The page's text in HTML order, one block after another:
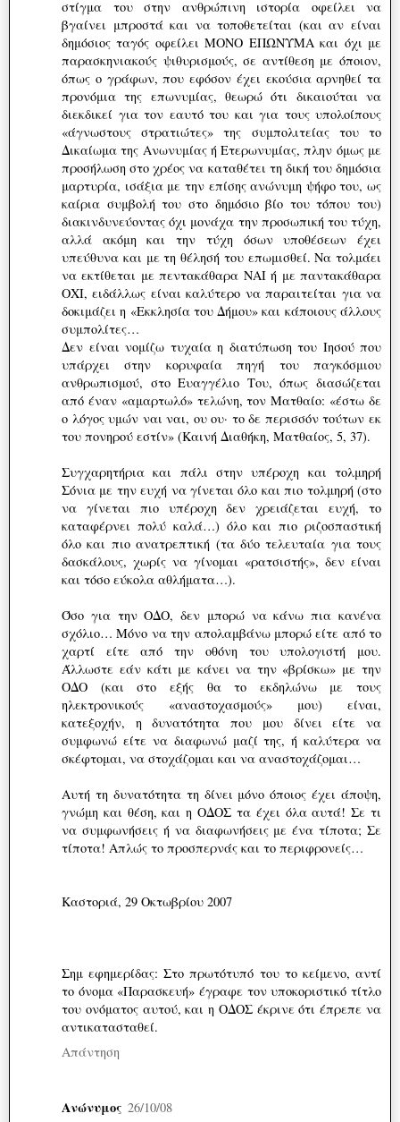
στίγμα του στην ανθρώπινη ιστορία οφείλει να
βγαίνει μπροστά και να τοποθετείται (και αν είναι
δημόσιος ταγός οφείλει ΜΟΝΟ ΕΠΩΝΥΜΑ και όχι με
παρασκηνιακούς ψιθυρισμούς, σε αντίθεση με όποιον,
όπως ο γράφων, που εφόσον έχει εκούσια αρνηθεί τα
προνόμια της επωνυμίας, θεωρώ ότι δικαιούται να
διεκδικεί για τον εαυτό του και για τους υπολοίπους
«άγνωστους στρατιώτες» της συμπολιτείας του το
Δικαίωμα της Ανωνυμίας ή Ετερωνυμίας, πλην όμως με
προσήλωση στο χρέος να καταθέτει τη δική του δημόσια
μαρτυρία, ισάξια με την επίσης ανώνυμη ψήφο του, ως
καίρια συμβολή του στο δημόσιο βίο του τόπου του)
διακινδυνεύοντας όχι μονάχα την προσωπική του τύχη,
αλλά ακόμη και την τύχη όσων υποθέσεων έχει
υπεύθυνα και με τη θέλησή του επωμισθεί. Να τολμάει
να εκτίθεται με πεντακάθαρα ΝΑΙ ή με παντακάθαρα
ΟΧΙ, ειδάλλως είναι καλύτερο να παραιτείται για να
δοκιμάζει η «Εκκλησία του Δήμου» και κάποιους άλλους
συμπολίτες…
Δεν είναι νομίζω τυχαία η διατύπωση του Ιησού που
υπάρχει στην κορυφαία πηγή του παγκόσμιου
ανθρωπισμού, στο Ευαγγέλιο Του, όπως διασώζεται
από έναν «αμαρτωλό» τελώνη, τον Ματθαίο: «έστω δε
ο λόγος υμών ναι ναι, ου ου· το δε περισσόν τούτων εκ
του πονηρού εστίν» (Καινή Διαθήκη, Ματθαίος, 5, 37).
Συγχαρητήρια και πάλι στην υπέροχη και τολμηρή
Σόνια με την ευχή να γίνεται όλο και πιο τολμηρή (στο
να γίνεται πιο υπέροχη δεν χρειάζεται ευχή, το
καταφέρνει πολύ καλά…) όλο και πιο ριζοσπαστική
όλο και πιο ανατρεπτική (τα δύο τελευταία για τους
δασκάλους, χωρίς να γίνομαι «ρατσιστής», δεν είναι
και τόσο εύκολα αθλήματα…).
Όσο για την ΟΔΟ, δεν μπορώ να κάνω πια κανένα
σχόλιο… Μόνο να την απολαμβάνω μπορώ είτε από το
χαρτί είτε από την οθόνη του υπολογιστή μου.
Άλλωστε εάν κάτι με κάνει να την «βρίσκω» με την
ΟΔΟ (και στο εξής θα το εκδηλώνω με τους
ηλεκτρονικούς «αναστοχασμούς» μου) είναι,
κατεξοχήν, η δυνατότητα που μου δίνει είτε να
συμφωνώ είτε να διαφωνώ μαζί της, ή καλύτερα να
σκέφτομαι, να στοχάζομαι και να αναστοχάζομαι…
Αυτή τη δυνατότητα τη δίνει μόνο όποιος έχει άποψη,
γνώμη και θέση, και η ΟΔΟΣ τα έχει όλα αυτά! Σε τι
να συμφωνήσεις ή να διαφωνήσεις με ένα τίποτα; Σε
τίποτα! Απλώς το προσπερνάς και το περιφρονείς…
Καστοριά, 29 Οκτωβρίου 2007
Σημ εφημερίδας: Στο πρωτότυπό του το κείμενο, αντί
το όνομα «Παρασκευή» έγραφε τον υποκοριστικό τίτλο
του ονόματος αυτού, και η ΟΔΟΣ έκρινε ότι έπρεπε να
αντικατασταθεί.
Απάντηση
Ανώνυμος 26/10/08